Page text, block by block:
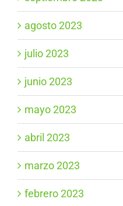
agosto 2023
julio 2023
junio 2023
mayo 2023
abril 2023
marzo 2023
febrero 2023